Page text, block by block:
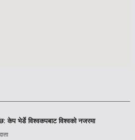
भेर्डे विश्वकपबाट विश्वको नजरमा